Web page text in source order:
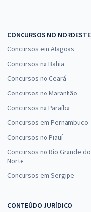
CONCURSOS NO NORDESTE
Concursos em Alagoas
Concursos na Bahia
Concursos no Ceará
Concursos no Maranhão
Concursos na Paraíba
Concursos em Pernambuco
Concursos no Piauí
Concursos no Rio Grande do
Norte
Concursos em Sergipe
CONTEÚDO JURÍDICO